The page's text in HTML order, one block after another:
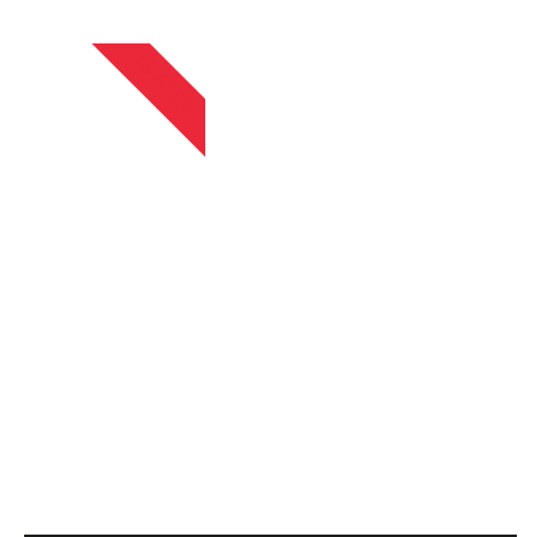
13 ABRIL